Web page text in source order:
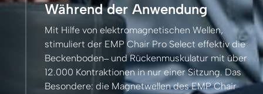
Während der Anwendung
Mit Hilfe von elektromagnetischen
stimuliert der EMP Chair Pro Select effektiv
die
Beckenboden‒ und Rückenmuskulatur mit
12.000 Kontraktionen in nur einer Sitzung.
Das
Besondere: die Magnetwellen des EMP
Chair